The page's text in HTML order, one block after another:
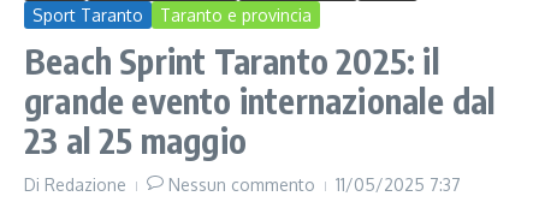
Sport Taranto
Taranto e provincia
Beach Sprint Taranto 2025: il
grande evento internazionale dal
23 al 25 maggio
Di Redazione Nessun commento 11/05/2025 7:37